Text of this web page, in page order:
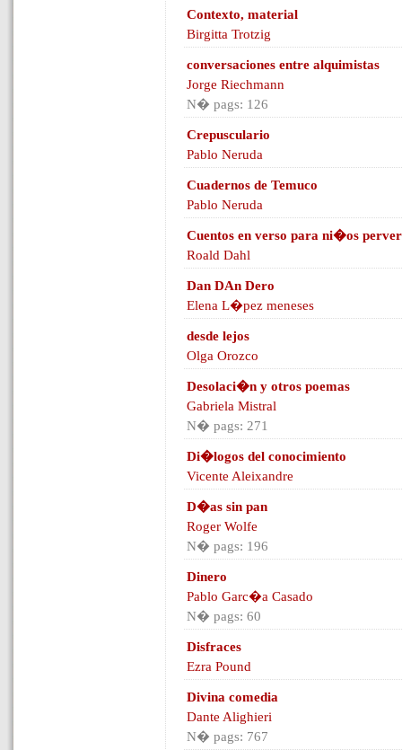
Contexto, material
Birgitta Trotzig
conversaciones entre alquimistas
Jorge Riechmann
N� pags: 126
Crepusculario
Pablo Neruda
Cuadernos de Temuco
Pablo Neruda
Cuentos en verso para ni�os
Roald Dahl
Dan DAn Dero
Elena L�pez meneses
desde lejos
Olga Orozco
Desolaci�n y otros poemas
Gabriela Mistral
N� pags: 271
Di�logos del conocimiento
Vicente Aleixandre
D�as sin pan
Roger Wolfe
N� pags: 196
Dinero
Pablo Garc�a Casado
N� pags: 60
Disfraces
Ezra Pound
Divina comedia
Dante Alighieri
N� pags: 767